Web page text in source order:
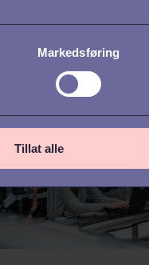
Markedsføring
Tillat alle